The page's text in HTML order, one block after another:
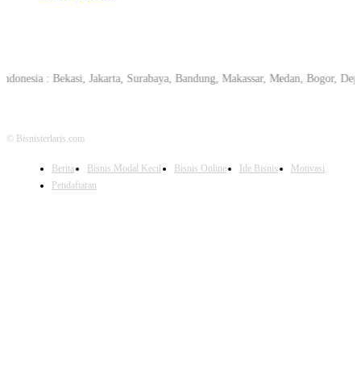
: Bekasi, Jakarta, Surabaya, Bandung, Makassar, Medan, Bogor,
© Bisnisterlaris.com
Berita Bisnis Modal Kecil Bisnis Online Ide Bisnis
Motivasi
Pendaftaran